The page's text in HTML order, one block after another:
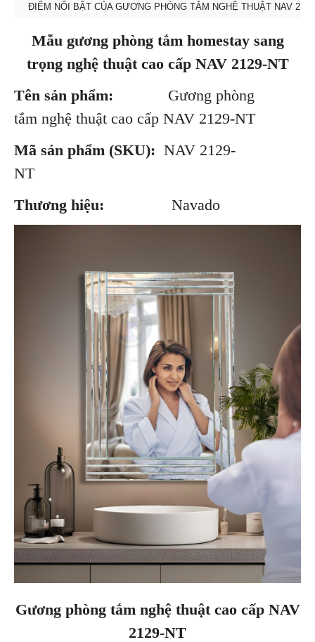
ĐIỂM NỔI BẬT CỦA GƯƠNG PHÒNG TẮM NGHỆ THUẬT NAV
Mẫu gương phòng tắm homestay sang
trọng nghệ thuật cao cấp NAV 2129-NT
Tên sản phẩm: Gương phòng
tắm nghệ thuật cao cấp NAV 2129-NT
Mã sản phẩm (SKU): NAV 2129-
NT
Thương hiệu: Navado
Gương phòng tắm nghệ thuật cao cấp NAV
2129-NT